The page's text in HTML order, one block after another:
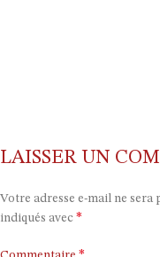
LAISSER UN
Votre adresse e-mail ne sera
indiqués avec *